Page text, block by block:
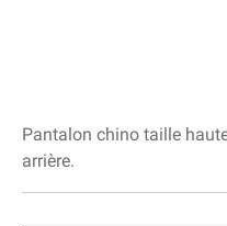
Pantalon chino taille
arrière.